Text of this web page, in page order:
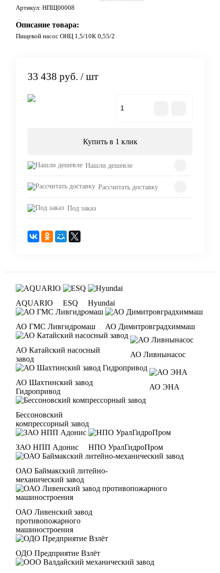
Артикул: НПЩ00008
Описание товара:
Пищевой насос ОНЦ 1,5/10К 0,55/2
33 438 руб. / шт
Купить в 1 клик
Нашли дешевле
Рассчитать доставку
Под заказ
AQUARIO ESQ Hyundai
АО ГМС Ливгидромаш АО Димитровградхиммаш
АО Катайский насосный
завод
АО Ливнынасос
АО Шахтинский завод
Гидропривод
АО ЭНА
Бессоновский
компрессорный завод
ЗАО НПП Адонис НПО УралГидроПром
ОАО Баймакский литейно-
механический завод
ОАО Ливенский завод
противопожарного
машиностроения
ОДО Предприятие Взлёт